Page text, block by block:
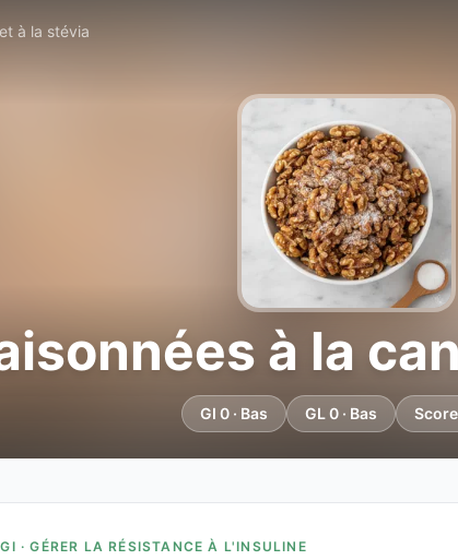
à la stévia
à la
GI 0 · Bas GL 0 · Bas
· GÉRER LA RÉSISTANCE À L'INSULINE